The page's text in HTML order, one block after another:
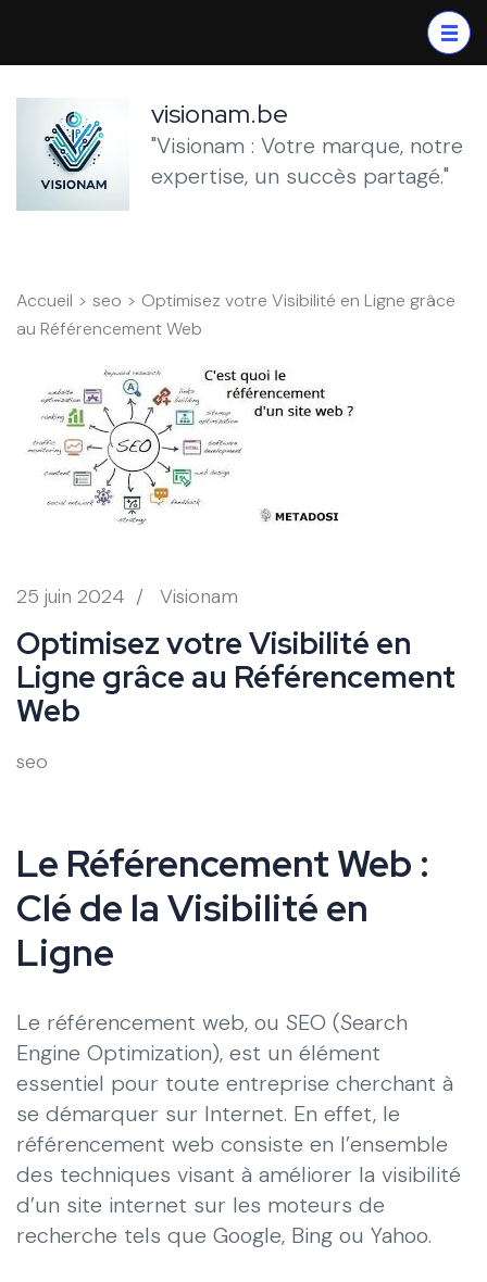
contenu
(Pressez
Entrée)
visionam.be
"Visionam : Votre marque, notre
expertise, un succès partagé."
Accueil > seo > Optimisez votre Visibilité en Ligne grâce
au Référencement Web
25 juin 2024 / Visionam
Optimisez votre Visibilité en
Ligne grâce au Référencement
Web
seo
Le Référencement Web :
Clé de la Visibilité en
Ligne
Le référencement web, ou SEO (Search
Engine Optimization), est un élément
essentiel pour toute entreprise cherchant à
se démarquer sur Internet. En effet, le
référencement web consiste en l’ensemble
des techniques visant à améliorer la visibilité
d’un site internet sur les moteurs de
recherche tels que Google, Bing ou Yahoo.